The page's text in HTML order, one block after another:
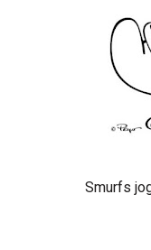
Smurfs